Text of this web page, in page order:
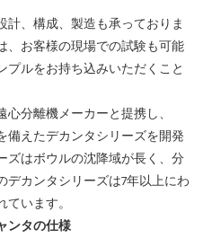
、構成、製造も承っておりま
、お客様の現場での試験も可能
ルをお持ち込みいただくこと
分離機メーカーと提携し、
備えたデカンタシリーズを開発
ズはボウルの沈降域が長く、分
カンタシリーズは7年以上にわ
います。
ンタの仕様